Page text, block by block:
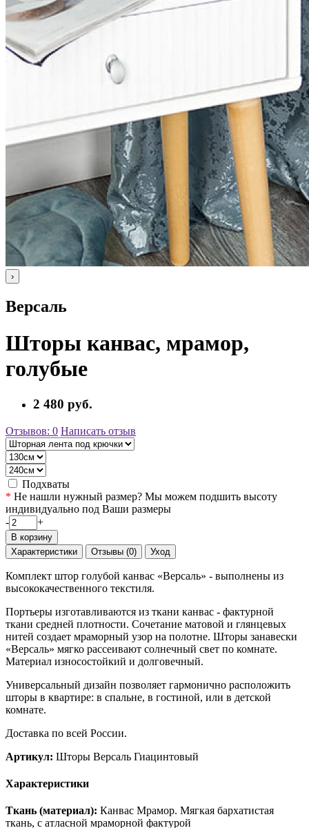
›
Версаль
Шторы канвас, мрамор,
голубые
2 480 руб.
Отзывов: 0 Написать отзыв
Подхваты
* Не нашли нужный размер? Мы можем подшить высоту
индивидуально под Ваши размеры
-
+
В корзину
Характеристики
Отзывы (0) Уход
Комплект штор голубой канвас «Версаль» - выполнены из
высококачественного текстиля.
Портьеры изготавливаются из ткани канвас - фактурной
ткани средней плотности. Сочетание матовой и глянцевых
нитей создает мраморный узор на полотне. Шторы занавески
«Версаль» мягко рассеивают солнечный свет по комнате.
Материал износостойкий и долговечный.
Универсальный дизайн позволяет гармонично расположить
шторы в квартире: в спальне, в гостиной, или в детской
комнате.
Доставка по всей России.
Артикул: Шторы Версаль Гиацинтовый
Характеристики
Ткань (материал): Канвас Мрамор. Мягкая бархатистая
ткань, с атласной мраморной фактурой